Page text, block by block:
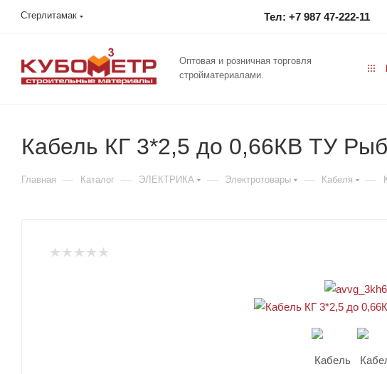
Стерлитамак Тел: +7 987 47-222-11
Оптовая и розничная торговля
стройматериалами.
Кабель КГ 3*2,5 до 0,66КВ ТУ
Главная — Каталог — ЭЛЕКТРИКА — Электротовары — Кабеля —